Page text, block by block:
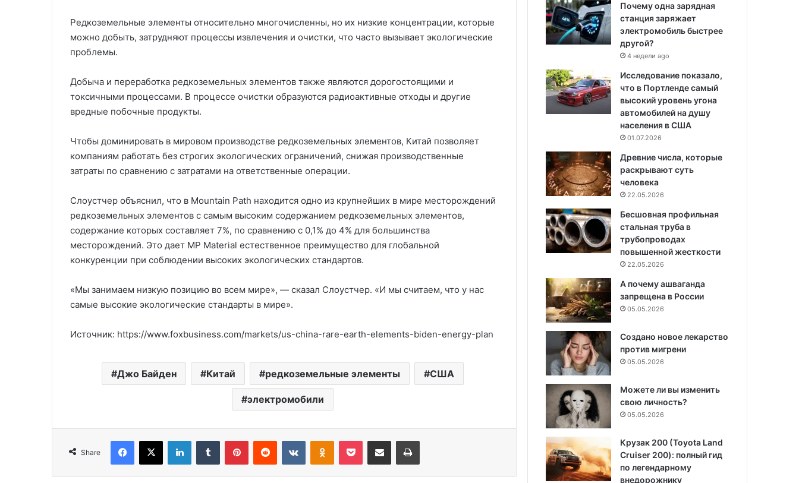
Редкоземельные элементы относительно многочисленны, но их низкие концентрации, которые
можно добыть, затрудняют процессы извлечения и очистки, что часто вызывает экологические
проблемы.
Добыча и переработка редкоземельных элементов также являются дорогостоящими и
токсичными процессами. В процессе очистки образуются радиоактивные отходы и другие
вредные побочные продукты.
Чтобы доминировать в мировом производстве редкоземельных элементов, Китай позволяет
компаниям работать без строгих экологических ограничений, снижая производственные
затраты по сравнению с затратами на ответственные операции.
Слоустчер объяснил, что в Mountain Path находится одно из крупнейших в мире месторождений
редкоземельных элементов с самым высоким содержанием редкоземельных элементов,
содержание которых составляет 7%, по сравнению с 0,1% до 4% для большинства
месторождений. Это дает MP Material естественное преимущество для глобальной
конкуренции при соблюдении высоких экологических стандартов.
«Мы занимаем низкую позицию во всем мире», — сказал Слоустчер. «И мы считаем, что у нас
самые высокие экологические стандарты в мире».
Источник: https://www.foxbusiness.com/markets/us-china-rare-earth-elements-biden-energy-plan
Джо Байден Китай редкоземельные элементы США
электромобили
Share
Как выбрать VPS-сервер под ваш
проект — и не пожалеть
Удивительные факты о Флориде
Почему одна зарядная
станция заряжает
электромобиль быстрее
другой?
4 недели ago
Исследование показало,
что в Портленде самый
высокий уровень угона
автомобилей на душу
населения в США
01.07.2026
Древние числа, которые
раскрывают суть
человека
22.05.2026
Бесшовная профильная
стальная труба в
трубопроводах
повышенной жесткости
22.05.2026
А почему ашваганда
запрещена в России
05.05.2026
Создано новое лекарство
против мигрени
05.05.2026
Можете ли вы изменить
свою личность?
05.05.2026
Крузак 200 (Toyota Land
Cruiser 200): полный гид
по легендарному
внедорожнику